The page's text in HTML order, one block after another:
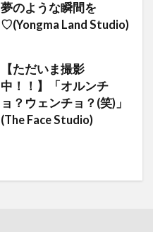
夢のような瞬間を
♡(Yongma Land Studio)
【ただいま撮影
中！！】「オルンチ
ョ？ウェンチョ？(笑)」
(The Face Studio)